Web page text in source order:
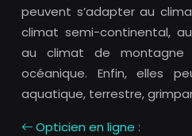
peuvent s’adapter au
climat semi-continental,
au climat de
océanique. Enfin, elles
aquatique, terrestre,
Opticien en ligne :